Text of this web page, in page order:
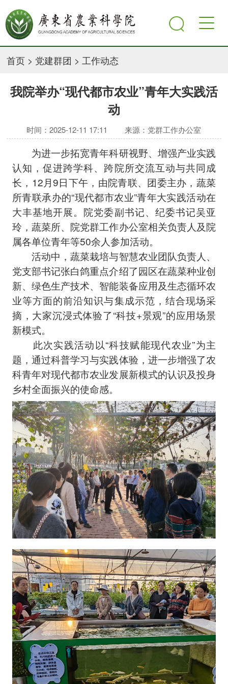
首页 > 党建群团 > 工作动态
我院举办“现代都市农业”青年大实践活
动
时间：2025-12-11 17:11 来源：党群工作办公室
为进一步拓宽青年科研视野、增强产业实践
认知，促进跨学科、跨院所交流互动与共同成
长，12月9日下午，由院青联、团委主办，蔬菜
所青联承办的“现代都市农业”青年大实践活动在
大丰基地开展。院党委副书记、纪委书记吴亚
玲，蔬菜所、院党群工作办公室相关负责人及院
属各单位青年等50余人参加活动。
活动中，蔬菜栽培与智慧农业团队负责人、
党支部书记张白鸽重点介绍了园区在蔬菜种业创
新、绿色生产技术、智能装备应用及生态循环农
业等方面的前沿知识与集成示范，结合现场采
摘，大家沉浸式体验了“科技+景观”的应用场景
新模式。
此次实践活动以“科技赋能现代农业”为主
题，通过科普学习与实践体验，进一步增强了农
科青年对现代都市农业发展新模式的认识及投身
乡村全面振兴的使命感。